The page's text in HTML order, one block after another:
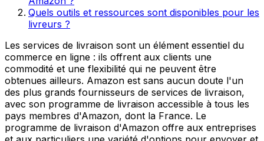
Quels outils et ressources sont disponibles pour les
livreurs ?
Les services de livraison sont un élément essentiel du
commerce en ligne : ils offrent aux clients une
commodité et une flexibilité qui ne peuvent être
obtenues ailleurs. Amazon est sans aucun doute l'un
des plus grands fournisseurs de services de livraison,
avec son programme de livraison accessible à tous les
pays membres d'Amazon, dont la France. Le
programme de livraison d'Amazon offre aux entreprises